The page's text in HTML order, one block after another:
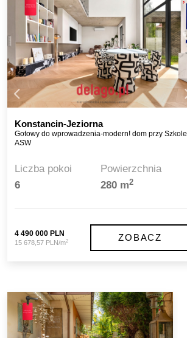
Konstancin-Jeziorna
Gotowy do wprowadzenia-modern! dom przy Szkole
ASW
Liczba pokoi
6
Powierzchnia
280 m2
4 490 000 PLN
15 678,57 PLN/m2 ZOBACZ